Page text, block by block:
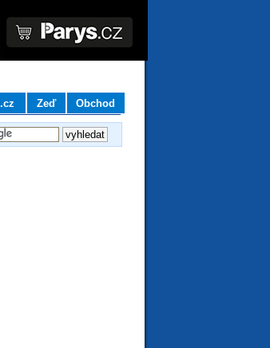
Zeď Obchod